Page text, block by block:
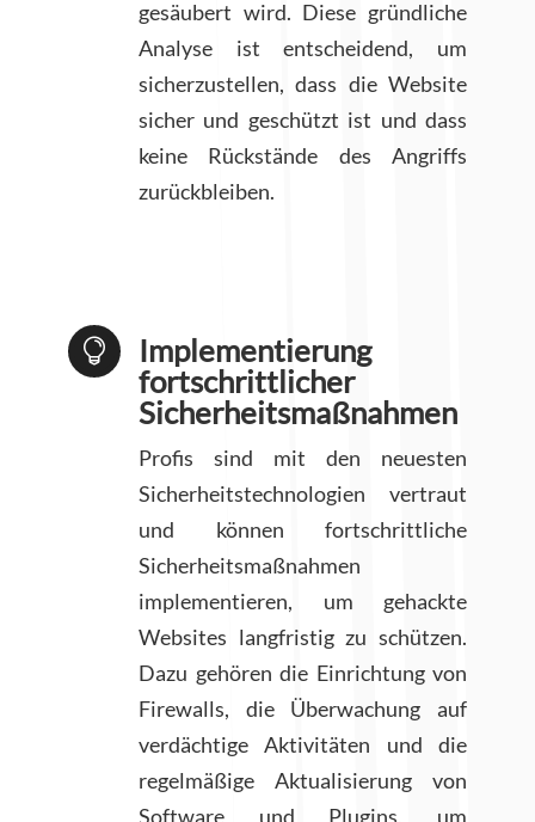
gesäubert wird. Diese gründliche
Analyse ist entscheidend, um
sicherzustellen, dass die Website
sicher und geschützt ist und dass
keine Rückstände des Angriffs
zurückbleiben.

Implementierung
fortschrittlicher
Sicherheitsmaßnahmen
Profis sind mit den neuesten
Sicherheitstechnologien vertraut
und können fortschrittliche
Sicherheitsmaßnahmen
implementieren, um gehackte
Websites langfristig zu schützen.
Dazu gehören die Einrichtung von
Firewalls, die Überwachung auf
verdächtige Aktivitäten und die
regelmäßige Aktualisierung von
Software und Plugins, um